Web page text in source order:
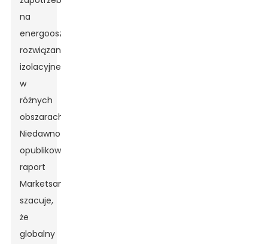
na
energooszczędne
rozwiązania
izolacyjne
w
różnych
obszarach.
Niedawno
opublikowany
raport
MarketsandMarkets
szacuje,
że
globalny